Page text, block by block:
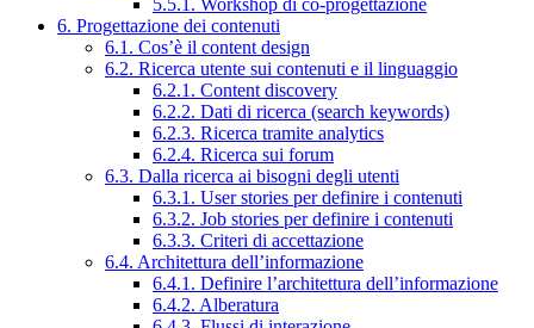
6. Progettazione dei contenuti
6.1. Cos’è il content design
6.2. Ricerca utente sui contenuti e il linguaggio
6.2.1. Content discovery
6.2.2. Dati di ricerca (search keywords)
6.2.3. Ricerca tramite analytics
6.2.4. Ricerca sui forum
6.3. Dalla ricerca ai bisogni degli utenti
6.3.1. User stories per definire i contenuti
6.3.2. Job stories per definire i contenuti
6.3.3. Criteri di accettazione
6.4. Architettura dell’informazione
6.4.1. Definire l’architettura dell’informazione
6.4.2. Alberatura